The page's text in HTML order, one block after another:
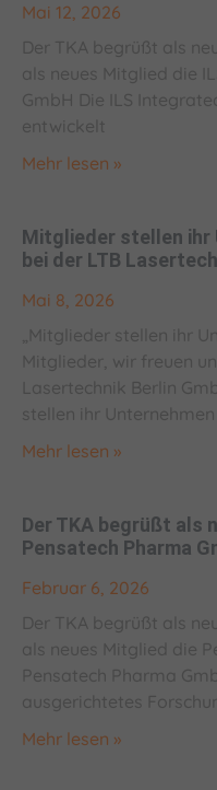
Mai 12, 2026
Der TKA begrüßt als
als neues Mitglied die
GmbH Die ILS
entwickelt
Mehr lesen »
Mitglieder stellen ihr
bei der LTB
Mai 8, 2026
„Mitglieder stellen ihr
Mitglieder, wir freuen
Lasertechnik Berlin
stellen ihr Unternehmen
Mehr lesen »
Der TKA begrüßt als
Pensatech Pharma
Februar 6, 2026
Der TKA begrüßt als
als neues Mitglied die
Pensatech Pharma
ausgerichtetes
Mehr lesen »